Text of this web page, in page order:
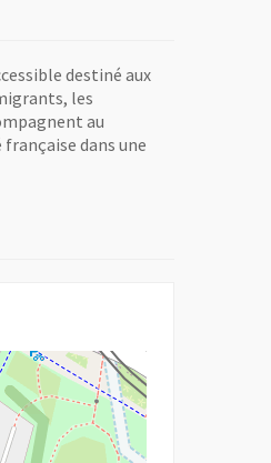
destiné aux
les
au
dans une